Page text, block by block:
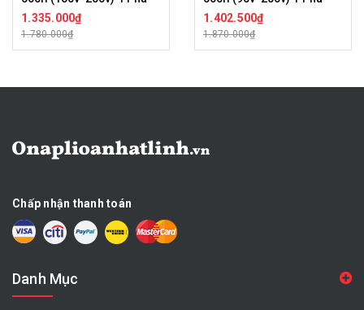
1.335.000₫
1.780.000₫
1.402.500₫
1.870.000₫
Chấp nhận thanh toán
Danh Mục